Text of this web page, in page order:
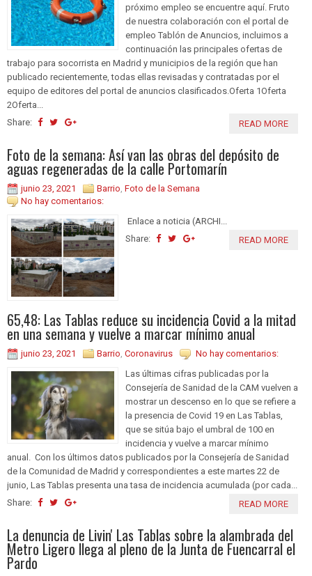
próximo empleo se encuentre aquí. Fruto
de nuestra colaboración con el portal de
empleo Tablón de Anuncios, incluimos a
continuación las principales ofertas de
trabajo para socorrista en Madrid y municipios de la región que han
publicado recientemente, todas ellas revisadas y contratadas por el
equipo de editores del portal de anuncios clasificados.Oferta 1Oferta
2Oferta...
Share:
READ MORE
Foto de la semana: Así van las obras del depósito de
aguas regeneradas de la calle Portomarín
junio 23, 2021 Barrio, Foto de la Semana
No hay comentarios:
Enlace a noticia (ARCHI...
Share:
READ MORE
65,48: Las Tablas reduce su incidencia Covid a la mitad
en una semana y vuelve a marcar mínimo anual
junio 23, 2021 Barrio Coronavirus
No hay comentarios:
Las últimas cifras publicadas por la
Consejería de Sanidad de la CAM vuelven a
mostrar un descenso en lo que se refiere a
la presencia de Covid 19 en Las Tablas,
que se sitúa bajo el umbral de 100 en
incidencia y vuelve a marcar mínimo
anual. Con los últimos datos publicados por la Consejería de Sanidad
de la Comunidad de Madrid y correspondientes a este martes 22 de
junio, Las Tablas presenta una tasa de incidencia acumulada (por cada...
Share:
READ MORE
La denuncia de Livin' Las Tablas sobre la alambrada del
Metro Ligero llega al pleno de la Junta de Fuencarral el
Pardo